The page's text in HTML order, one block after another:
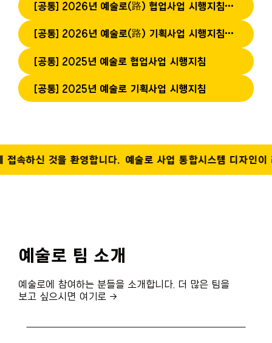
[공통] 2026년 예술로(路) 협업사업 시행지침(변경)
[공통] 2026년 예술로(路) 기획사업 시행지침(변경)
[공통] 2025년 예술로 협업사업 시행지침
[공통] 2025년 예술로 기획사업 시행지침
하신 것을 환영합니다. 예술로 사업 통합시스템 디자인이 리
예술로 팀 소개
예술로에 참여하는 분들을 소개합니다. 더 많은 팀을
보고 싶으시면 여기로 →